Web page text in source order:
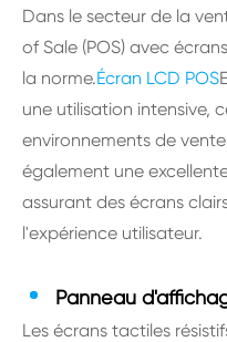
Dans le secteur de la
of Sale (POS) avec
la norme.Écran LCD POS
une utilisation intensive,
environnements de
également une
assurant des écrans
l'expérience utilisateur.
Panneau
Les écrans tactiles